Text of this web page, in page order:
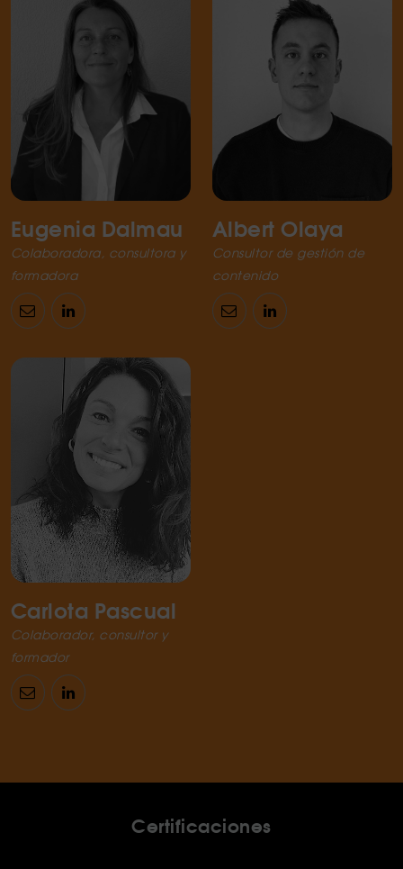
Eugenia Dalmau
Colaboradora, consultora y
formadora
Albert Olaya
Consultor de gestión de
contenido
Carlota Pascual
Colaborador, consultor y
formador
Certificaciones